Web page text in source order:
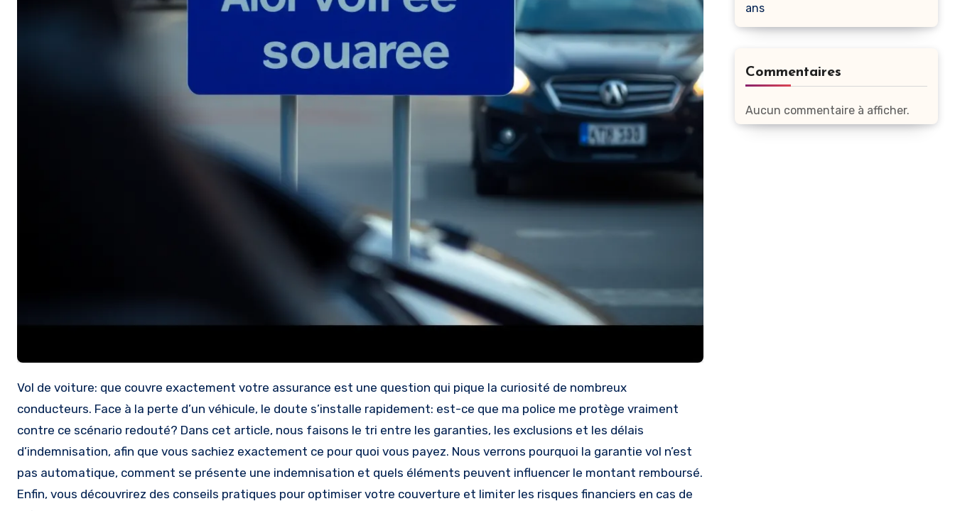
Vol de voiture: que couvre exactement votre assurance est une question qui pique la curiosité de nombreux
conducteurs. Face à la perte d’un véhicule, le doute s’installe rapidement: est-ce que ma police me protège vraiment
contre ce scénario redouté? Dans cet article, nous faisons le tri entre les garanties, les exclusions et les délais
d’indemnisation, afin que vous sachiez exactement ce pour quoi vous payez. Nous verrons pourquoi la garantie vol n’est
pas automatique, comment se présente une indemnisation et quels éléments peuvent influencer le montant remboursé.
Enfin, vous découvrirez des conseils pratiques pour optimiser votre couverture et limiter les risques financiers en cas de
ans
Commentaires
Aucun commentaire à afficher.